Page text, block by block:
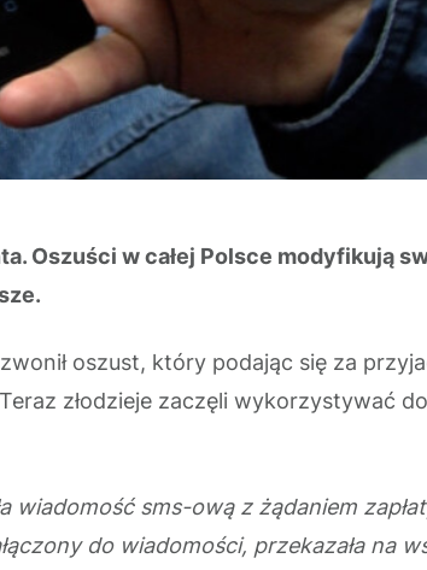
Oszuści w całej Polsce modyfikują
oszust, który podając się za
złodzieje zaczęli wykorzystywać
sms-ową z żądaniem
do wiadomości, przekazała na